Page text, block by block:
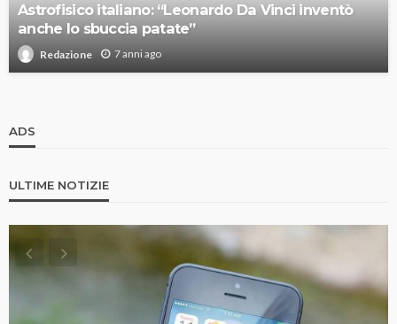
Astrofisico italiano: “Leonardo Da Vinci inventò
anche lo sbuccia patate”
Redazione 7 anni ago
ADS
ULTIME NOTIZIE